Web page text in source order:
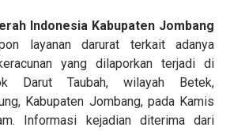
Indonesia Kabupaten Jombang
layanan darurat terkait adanya
yang dilaporkan terjadi di
Darut Taubah, wilayah Betek,
Kabupaten Jombang, pada Kamis
Informasi kejadian diterima dari